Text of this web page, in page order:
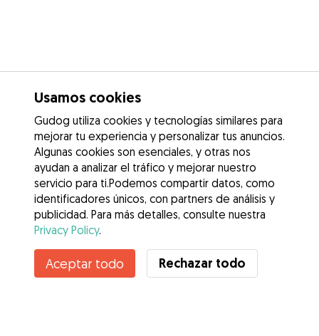
Usamos cookies
Gudog utiliza cookies y tecnologías similares para
mejorar tu experiencia y personalizar tus anuncios.
Algunas cookies son esenciales, y otras nos
ayudan a analizar el tráfico y mejorar nuestro
servicio para ti.Podemos compartir datos, como
identificadores únicos, con partners de análisis y
publicidad. Para más detalles, consulte nuestra
Privacy Policy.
Aceptar todo Rechazar todo